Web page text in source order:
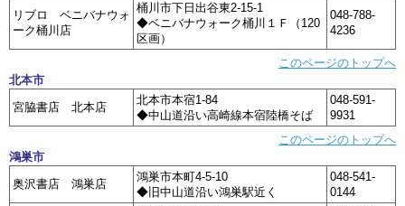
リブロ ベニバナウォ
ーク桶川店
桶川市下日出谷東2-15-1
◆ベニバナウォーク桶川１Ｆ（120
区画）
048-788-
4236
このページのトップへ
北本市
宮脇書店 北本店
北本市本宿1-84
◆中山道沿い高崎線本宿陸橋そば
048-591-
9931
このページのトップへ
鴻巣市
奥沢書店 鴻巣店
鴻巣市本町4-5-10
◆旧中山道沿い鴻巣駅近く
048-541-
0144